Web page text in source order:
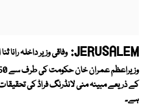
JERUSALEM: وفاقی وزیر داخلہ رانا
کے ذریعے مبینہ منی لانڈرنگ فراڈ کی
ہے۔